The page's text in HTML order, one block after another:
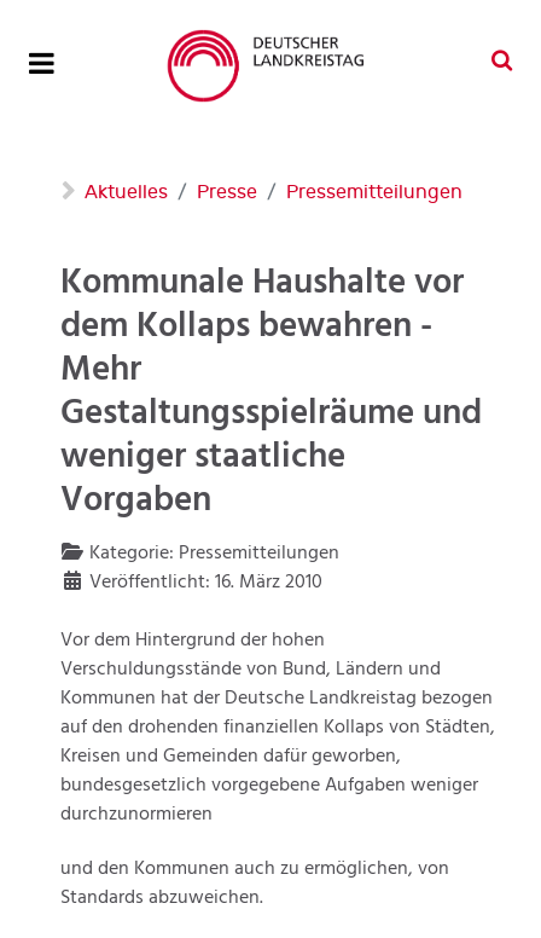
Aktuelles Presse Pressemitteilungen
Kommunale Haushalte vor
dem Kollaps bewahren -
Mehr
Gestaltungsspielräume und
weniger staatliche
Vorgaben
Kategorie: Pressemitteilungen
Veröffentlicht: 16. März 2010
Vor dem Hintergrund der hohen
Verschuldungsstände von Bund, Ländern und
Kommunen hat der Deutsche Landkreistag bezogen
auf den drohenden finanziellen Kollaps von Städten,
Kreisen und Gemeinden dafür geworben,
bundesgesetzlich vorgegebene Aufgaben weniger
durchzunormieren
und den Kommunen auch zu ermöglichen, von
Standards abzuweichen.